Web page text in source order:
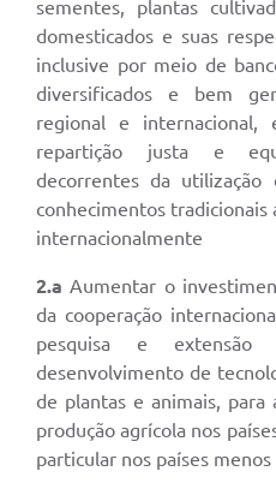
sementes, plantas
domesticados e suas
inclusive por meio de
diversificados e bem
regional e
repartição justa e
decorrentes da utilização
conhecimentos tradicionais
internacionalmente
2.a Aumentar o
da cooperação
pesquisa e extensão
desenvolvimento de
de plantas e animais, para
produção agrícola nos
particular nos países